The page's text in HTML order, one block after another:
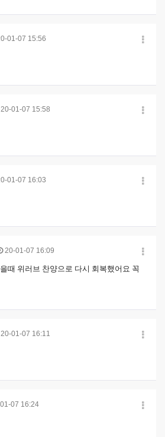
01-07 15:56
20-01-07 15:58
01-07 16:03
20-01-07 16:09
때 위러브 찬양으로 다시 회복했어요 꼭
20-01-07 16:11
07 16:24